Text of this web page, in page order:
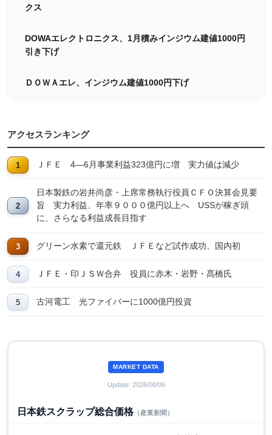
クス
DOWAエレクトロニクス、1月積みインジウム建値1000円
引き下げ
ＤＯＷＡエレ、インジウム建値1000円下げ
アクセスランキング
ＪＦＥ 4―6月事業利益323億円に増 実力値は減少
日本製鉄の岩井尚彦・上席常務執行役員ＣＦＯ決算会見要
旨 実力利益、年率９０００億円以上へ USSが稼ぎ頭
に、さらなる利益成長目指す
グリーン水素で還元鉄 ＪＦＥなど試作成功、国内初
ＪＦＥ・印ＪＳＷ合弁 役員に赤木・岩野・髙橋氏
古河電工 光ファイバーに1000億円投資
MARKET DATA
Update: 2026/08/06
日本鉄スクラップ総合価格（産業新聞）